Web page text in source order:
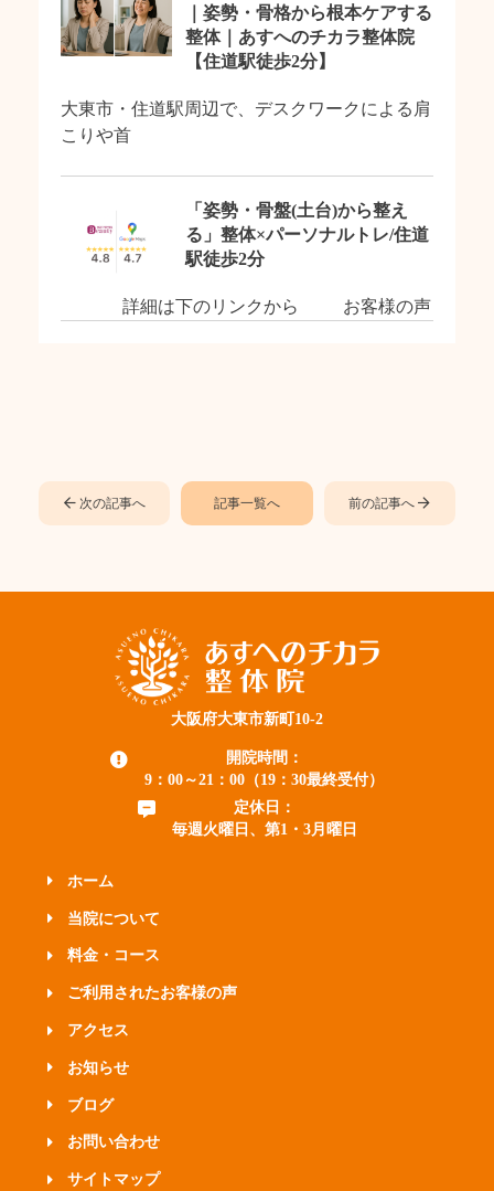
｜姿勢・骨格から根本ケアする
整体｜あすへのチカラ整体院
【住道駅徒歩2分】
大東市・住道駅周辺で、デスクワークによる肩
こりや首
「姿勢・骨盤(土台)から整え
る」整体×パーソナルトレ/住道
駅徒歩2分
詳細は下のリンクから お客様の声
次の記事へ 記事一覧へ 前の記事へ
大阪府大東市新町10-2
開院時間：
9：00～21：00（19：30最終受付）
定休日：
毎週火曜日、第1・3月曜日
ホーム
当院について
料金・コース
ご利用されたお客様の声
アクセス
お知らせ
ブログ
お問い合わせ
サイトマップ